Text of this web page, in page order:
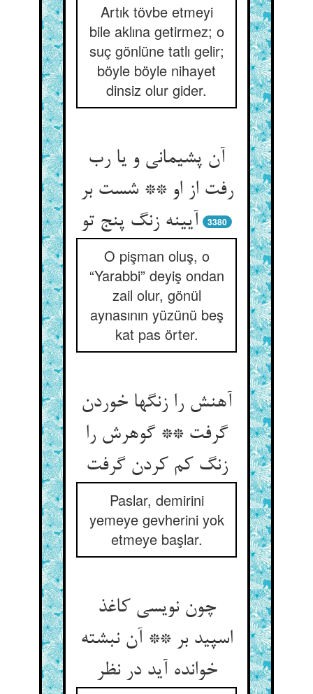
Artık tövbe etmeyi
bile aklına getirmez; o
suç gönlüne tatlı gelir;
böyle böyle nihayet
dinsiz olur gider.
آن پشیمانی و یا رب
رفت از او ** شست بر
آیینه زنگ پنج تو
3380
O pişman oluş, o
“Yarabbi” deyiş ondan
zail olur, gönül
aynasının yüzünü beş
kat pas örter.
آهنش را زنگها خوردن
گرفت ** گوهرش را
زنگ کم کردن گرفت‏
Paslar, demirini
yemeye gevherini yok
etmeye başlar.
چون نویسی کاغذ
اسپید بر ** آن نبشته
خوانده آید در نظر